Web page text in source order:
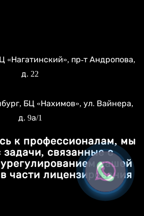
«Нагатинский», пр-т Андропова,
д. 22
, БЦ «Нахимов», ул. Вайнера,
д. 9а/1
к профессионалам, мы
связанные с
вашей
части лицензирования